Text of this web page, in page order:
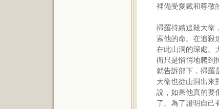
裡備受愛戴和尊敬
掃羅持續追殺大衛
索他的命。在追殺
在此山洞的深處。
衛只是悄悄地爬到
就告訴部下，掃羅
大衛也從山洞出來
說，如果他真的要
了。為了證明自己